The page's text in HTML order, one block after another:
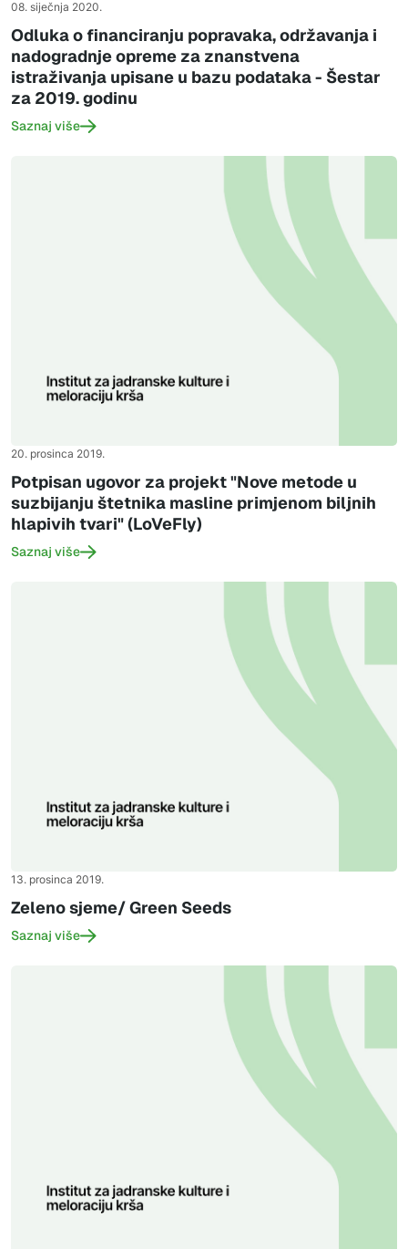
08. siječnja 2020.
Odluka o financiranju popravaka, održavanja i
nadogradnje opreme za znanstvena
istraživanja upisane u bazu podataka - Šestar
za 2019. godinu
Saznaj više
20. prosinca 2019.
Potpisan ugovor za projekt "Nove metode u
suzbijanju štetnika masline primjenom biljnih
hlapivih tvari" (LoVeFly)
Saznaj više
13. prosinca 2019.
Zeleno sjeme/ Green Seeds
Saznaj više